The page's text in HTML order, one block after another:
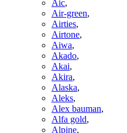
Aic,
Air-green,
Airties,
Airtone,
Aiwa,
Akado,
Akai,
Akira,
Alaska,
Aleks,
Alex bauman,
Alfa gold,
Alpine,